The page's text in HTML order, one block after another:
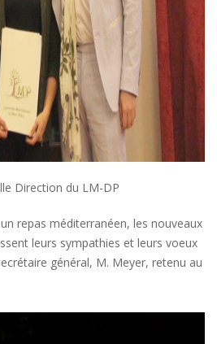
Direction du LM-DP
repas méditerranéen, les nouveaux
leurs sympathies et leurs voeux
général, M. Meyer, retenu au